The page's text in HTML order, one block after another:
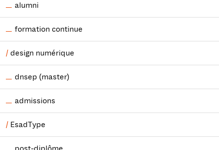
alumni
formation continue
design numérique
dnsep (master)
admissions
EsadType